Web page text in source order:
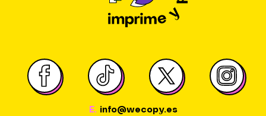
E. info@wecopy.es